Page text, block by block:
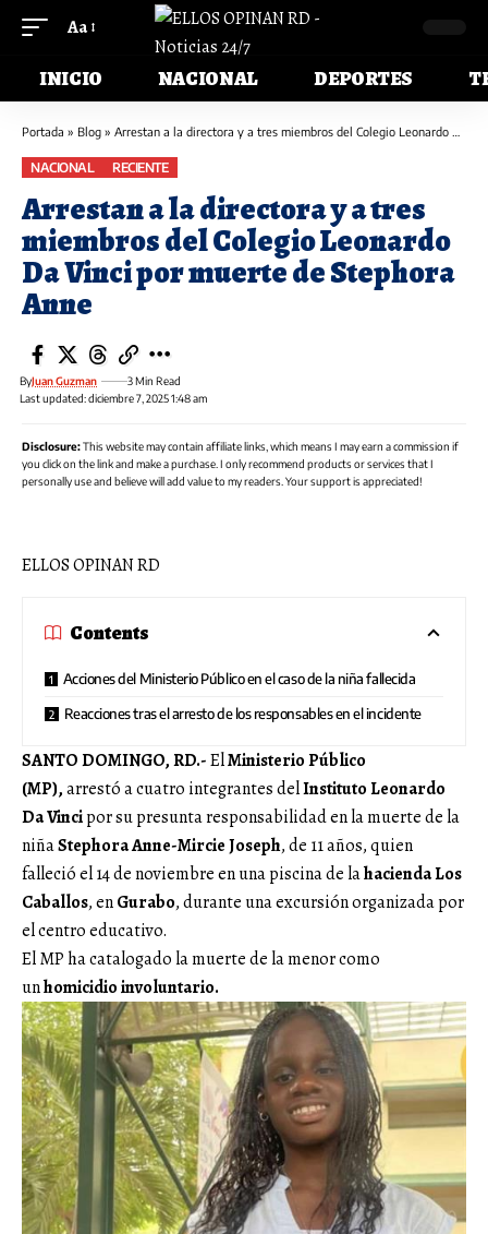
Aa
INICIO NACIONAL DEPORTES
Portada » Blog » Arrestan a la directora y a tres miembros del Colegio Leonardo Da Vinci por muerte de Stephora Anne
NACIONAL RECIENTE
Arrestan a la directora y a tres
miembros del Colegio Leonardo
Da Vinci por muerte de Stephora
Anne
Last updated: diciembre 7, 2025 1:48 am
ByJuan Guzman 3 Min Read
Disclosure:This website may contain affiliate links, which means I may earn a commission if
you click on the link and make a purchase. I only recommend products or services that I
personally use and believe will add value to my readers. Your support is appreciated!
ELLOS OPINAN RD
Contents
Acciones del Ministerio Público en el caso de la niña fallecida
Reacciones tras el arresto de los responsables en el incidente
SANTO DOMINGO, RD.-ElMinisterio Público
(MP),arrestó a cuatro integrantes delInstituto Leonardo
Da Vincipor su presunta responsabilidad en la muerte de la
niñaStephora Anne-Mircie Joseph, de 11 años, quien
falleció el 14 de noviembre en una piscina de lahacienda Los
Caballos, enGurabo, durante una excursión organizada por
el centro educativo.
El MP ha catalogado la muerte de la menor como
unhomicidio involuntario.